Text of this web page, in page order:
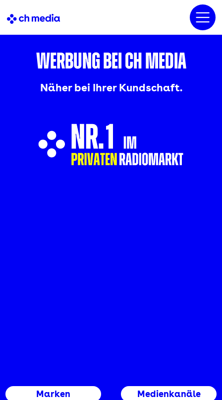
Werbung bei CH Media
Näher bei Ihrer Kundschaft.
Marken Medienkanäle